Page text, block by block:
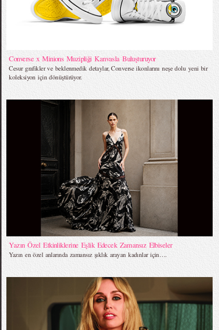
Converse x Minions Muzipliği Kanvasla Buluşturuyor
Cesur grafikler ve beklenmedik detaylar, Converse ikonlarını neşe dolu yeni bir
koleksiyon için dönüştürüyor.
Yazın Özel Etkinliklerine Eşlik Edecek Zamansız Elbiseler
Yazın en özel anlarında zamansız şıklık arayan kadınlar için….